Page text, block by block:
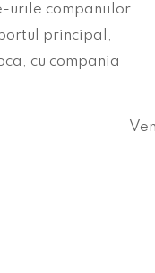
urile companiilor
principal,
cu compania